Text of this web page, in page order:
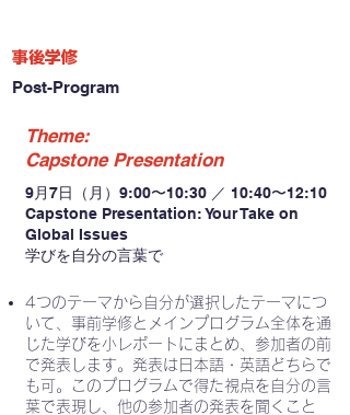
事後学修
Post-Program
Theme:
Capstone Presentation
9月7日（月）9:00〜10:30 ／ 10:40〜12:10
Capstone Presentation: Your Take on
Global Issues
学びを自分の言葉で
4つのテーマから自分が選択したテーマにつ
いて、事前学修とメインプログラム全体を通
じた学びを小レポートにまとめ、参加者の前
で発表します。発表は日本語・英語どちらで
も可。このプログラムで得た視点を自分の言
葉で表現し、他の参加者の発表を聞くこと